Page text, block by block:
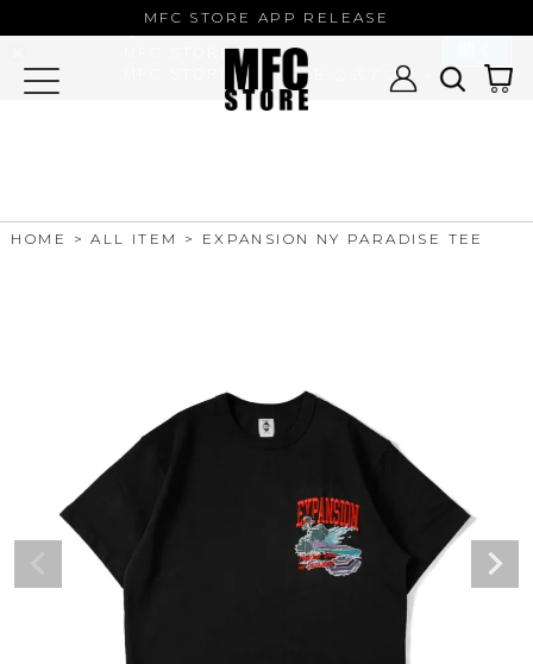
MFC STORE APP RELEASE
HOME ALL ITEM EXPANSION NY PARADISE TEE
MFC STORE
MFC STORE/EXAMPLE 公式アプリ -
Google Play